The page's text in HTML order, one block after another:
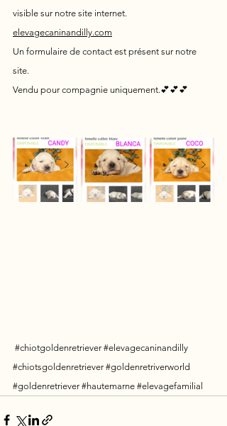
visible sur notre site internet.
elevagecaninandilly.com
Un formulaire de contact est présent sur notre
site.
Vendu pour compagnie uniquement.💕💕💕
#chiotgoldenretriever #elevagecaninandilly
#chiotsgoldenretriever #goldenretriverworld
#goldenretriever #hautemarne #elevagefamilial